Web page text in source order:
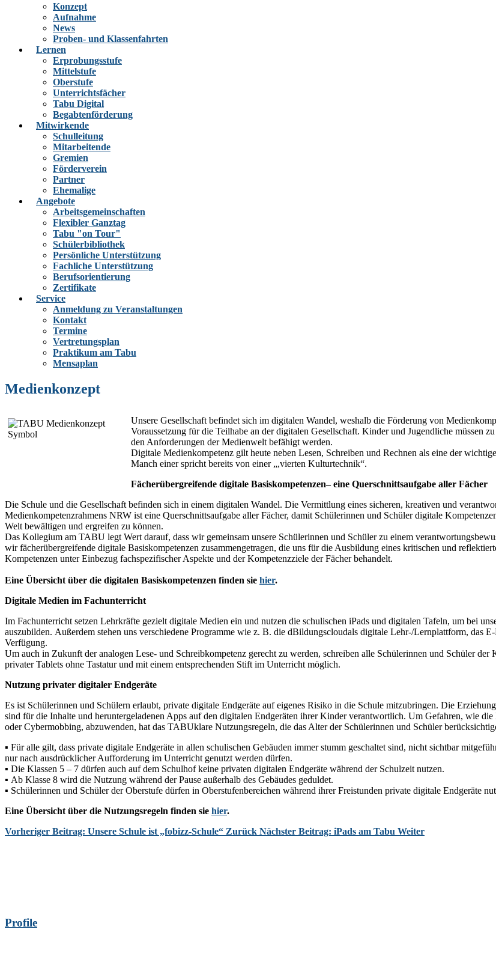
Konzept
Aufnahme
News
Proben- und Klassenfahrten
Lernen
Erprobungsstufe
Mittelstufe
Oberstufe
Unterrichtsfächer
Tabu Digital
Begabtenförderung
Mitwirkende
Schulleitung
Mitarbeitende
Gremien
Förderverein
Partner
Ehemalige
Angebote
Arbeitsgemeinschaften
Flexibler Ganztag
Tabu "on Tour"
Schülerbibliothek
Persönliche Unterstützung
Fachliche Unterstützung
Berufsorientierung
Zertifikate
Service
Anmeldung zu Veranstaltungen
Kontakt
Termine
Vertretungsplan
Praktikum am Tabu
Mensaplan
Medienkonzept
Unsere Gesellschaft befindet sich im digitalen Wandel, weshalb die Förderung von
Voraussetzung für die Teilhabe an der digitalen Gesellschaft. Kinder und Jugendliche müssen
den Anforderungen der Medienwelt befähigt werden.
Digitale Medienkompetenz gilt heute neben Lesen, Schreiben und Rechnen als eine der
Manch einer spricht bereits von einer „,vierten Kulturtechnik“.
Fächerübergreifende digitale Basiskompetenzen–eine Querschnittsaufgabe aller Fächer
Die Schule und die Gesellschaft befinden sich in einem digitalen Wandel. Die Vermittlung eines sicheren, kreativen und
Medienkompetenzrahmens NRW ist eine Querschnittsaufgabe aller Fächer, damit Schülerinnen und Schüler digitale
Welt bewältigen und ergreifen zu können.
Das Kollegium am TABU legt Wert darauf, dass wir gemeinsam unsere Schülerinnen und Schüler zu einem
wirfächerübergreifende digitale Basiskompetenzen zusammengetragen, die uns für die Ausbildung eines kritischen und
Kompetenzen unter Einbezug fachspezifischer Aspekte und der Kompetenzziele der Fächer behandelt.
Eine Übersicht über die digitalen Basiskompetenzen finden sie hier.
Digitale Medien im Fachunterricht
Im Fachunterricht setzen Lehrkräfte gezielt digitale Medien ein und nutzen die schulischen iPads und digitalen Tafeln, um bei
auszubilden. Außerdem stehen uns verschiedene Programme wie z. B. die dBildungscloudals digitale Lehr-/Lernplattform, das
Verfügung.
Um auch in Zukunft der analogen Lese- und Schreibkompetenz gerecht zu werden, schreiben alle Schülerinnen und Schüler der
privater Tablets ohne Tastatur und mit einem entsprechenden Stift im Unterricht möglich.
Nutzung privater digitaler Endgeräte
Es ist Schülerinnen und Schülern erlaubt, private digitale Endgeräte auf eigenes Risiko in die Schule mitzubringen. Die
sind für die Inhalte und heruntergeladenen Apps auf den digitalen Endgeräten ihrer Kinder verantwortlich. Um Gefahren, wie die
oder Cybermobbing, abzuwenden, hat das TABUklare Nutzungsregeln, die das Alter der Schülerinnen und Schüler
▪ Füralle gilt, dass private digitale Endgeräte in allen schulischen Gebäuden immerstumm geschaltet sind, nicht sichtbar
nur nach ausdrücklicher Aufforderung im Unterricht genutzt werden dürfen.
▪ Die Klassen 5 – 7 dürfen auch auf dem Schulhof keine privaten digitalen Endgeräte während der Schulzeit nutzen.
▪ Ab Klasse 8 wird die Nutzung während der Pause außerhalb des Gebäudes geduldet.
▪ Schülerinnen und Schüler derOberstufe dürfen in Oberstufenbereichen während ihrer Freistunden private digitale Endgeräte
Eine Übersicht über die Nutzungsregeln finden sie hier.
Vorheriger Beitrag: Unsere Schule ist „fobizz-Schule“ Zurück Nächster Beitrag: iPads am Tabu Weiter
Profile